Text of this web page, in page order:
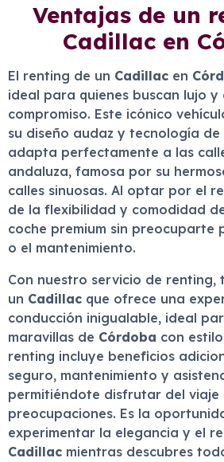
Ventajas de un
Cadillac en
El renting de un Cadillac en
ideal para quienes buscan lujo
compromiso. Este icónico
su diseño audaz y tecnología
adapta perfectamente a las
andaluza, famosa por su
calles sinuosas. Al optar por el
de la flexibilidad y comodidad
coche premium sin preocuparte
o el mantenimiento.
Con nuestro servicio de renting,
un Cadillac que ofrece una
conducción inigualable, ideal
maravillas de Córdoba con
renting incluye beneficios
seguro, mantenimiento y
permitiéndote disfrutar del viaje
preocupaciones. Es la
experimentar la elegancia y el
Cadillac mientras descubres